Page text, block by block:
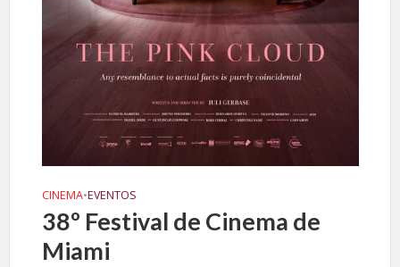
CINEMA•EVENTOS
38º Festival de Cinema de
Miami